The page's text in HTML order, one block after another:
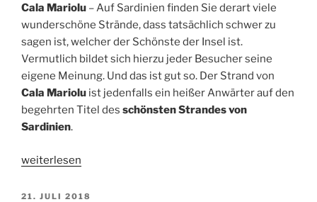
Cala Mariolu – Auf Sardinien finden Sie derart viele
wunderschöne Strände, dass tatsächlich schwer zu
sagen ist, welcher der Schönste der Insel ist.
Vermutlich bildet sich hierzu jeder Besucher seine
eigene Meinung. Und das ist gut so. Der Strand von
Cala Mariolu ist jedenfalls ein heißer Anwärter auf den
begehrten Titel des schönsten Strandes von
Sardinien.
„Cala
–
weiterlesen
VERÖFFENTLICHT
21. JULI 2018